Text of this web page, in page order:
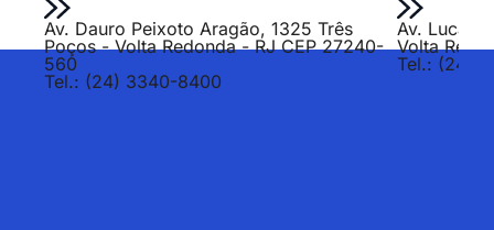
Av. Dauro Peixoto Aragão, 1325 Três
Poços - Volta Redonda - RJ CEP 27240-
560
Tel.: (24) 3340-8400
Av. Lucas
Volta
Tel.: (24)